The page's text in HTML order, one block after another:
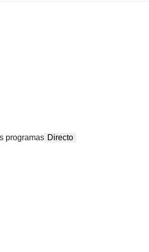
programas Directo